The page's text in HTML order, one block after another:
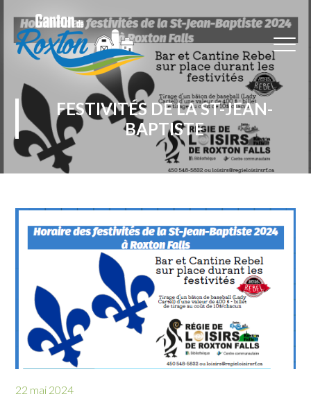
FESTIVITÉS DE LA ST-JEAN-
BAPTISTE
22 mai 2024